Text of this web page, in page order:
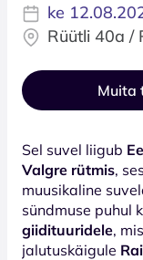
ke
Rüütli 40a /
Muita
Sel suvel liigub
Valgre rütmis,
muusikaline
sündmuse puhul
giidituuridele,
jalutuskäigule